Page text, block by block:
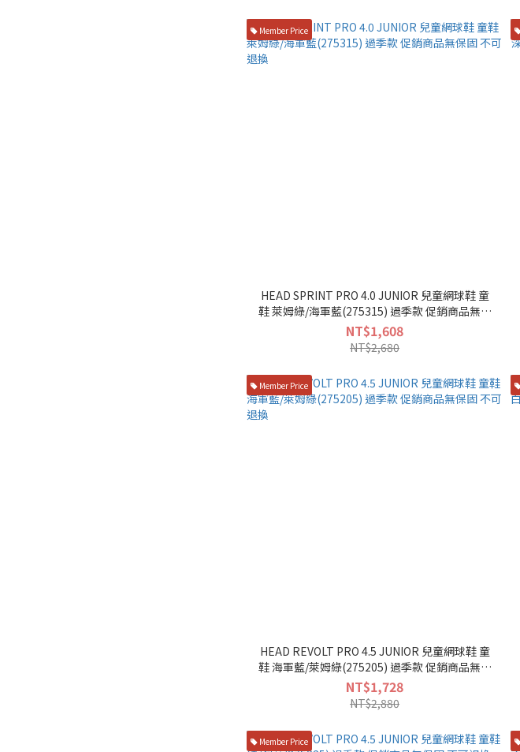
Member Price
HEAD SPRINT PRO 4.0 JUNIOR 兒童網球鞋 童
鞋 萊姆綠/海軍藍(275315) 過季款 促銷商品無保
固 不可退換
NT$1,608
NT$2,680
Member Price
HEAD REVOLT PRO 4.5 JUNIOR 兒童網球鞋 童
鞋 海軍藍/萊姆綠(275205) 過季款 促銷商品無保
固 不可退換
NT$1,728
NT$2,880
Member Price